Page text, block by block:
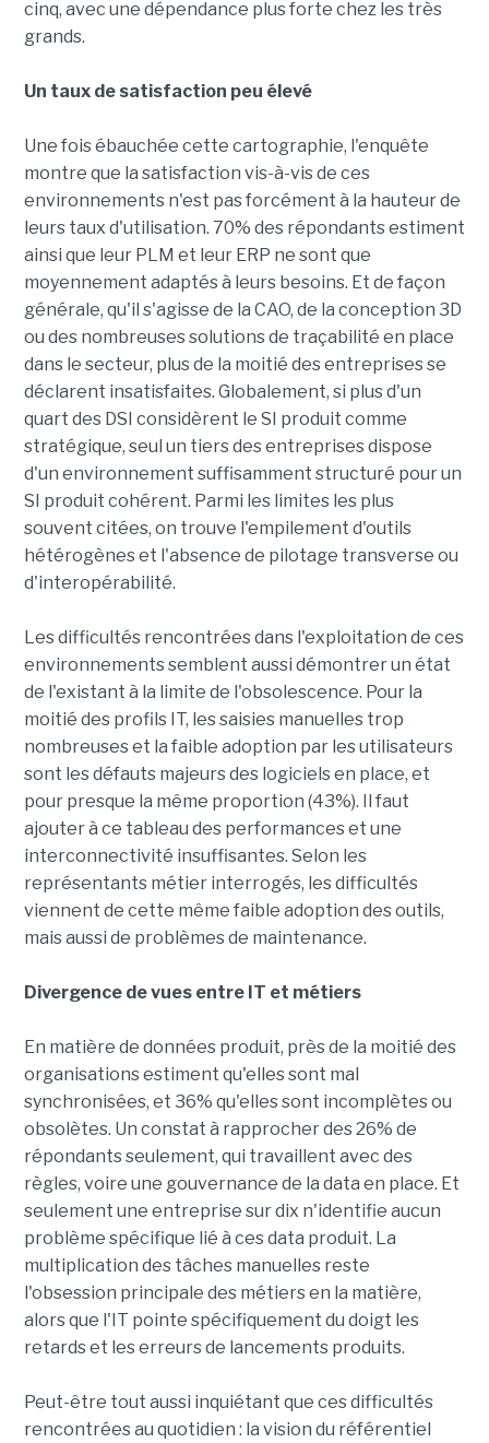
cinq, avec une dépendance plus forte chez les très
grands.
Un taux de satisfaction peu élevé
Une fois ébauchée cette cartographie, l'enquête
montre que la satisfaction vis-à-vis de ces
environnements n'est pas forcément à la hauteur de
leurs taux d'utilisation. 70% des répondants estiment
ainsi que leur PLM et leur ERP ne sont que
moyennement adaptés à leurs besoins. Et de façon
générale, qu'il s'agisse de la CAO, de la conception 3D
ou des nombreuses solutions de traçabilité en place
dans le secteur, plus de la moitié des entreprises se
déclarent insatisfaites. Globalement, si plus d'un
quart des DSI considèrent le SI produit comme
stratégique, seul un tiers des entreprises dispose
d'un environnement suffisamment structuré pour un
SI produit cohérent. Parmi les limites les plus
souvent citées, on trouve l'empilement d'outils
hétérogènes et l'absence de pilotage transverse ou
d'interopérabilité.
Les difficultés rencontrées dans l'exploitation de ces
environnements semblent aussi démontrer un état
de l'existant à la limite de l'obsolescence. Pour la
moitié des profils IT, les saisies manuelles trop
nombreuses et la faible adoption par les utilisateurs
sont les défauts majeurs des logiciels en place, et
pour presque la même proportion (43%). Il faut
ajouter à ce tableau des performances et une
interconnectivité insuffisantes. Selon les
représentants métier interrogés, les difficultés
viennent de cette même faible adoption des outils,
mais aussi de problèmes de maintenance.
Divergence de vues entre IT et métiers
En matière de données produit, près de la moitié des
organisations estiment qu'elles sont mal
synchronisées, et 36% qu'elles sont incomplètes ou
obsolètes. Un constat à rapprocher des 26% de
répondants seulement, qui travaillent avec des
règles, voire une gouvernance de la data en place. Et
seulement une entreprise sur dix n'identifie aucun
problème spécifique lié à ces data produit. La
multiplication des tâches manuelles reste
l'obsession principale des métiers en la matière,
alors que l'IT pointe spécifiquement du doigt les
retards et les erreurs de lancements produits.
Peut-être tout aussi inquiétant que ces difficultés
rencontrées au quotidien : la vision du référentiel